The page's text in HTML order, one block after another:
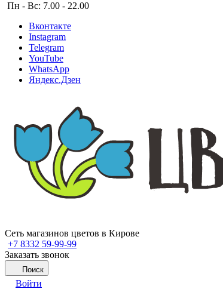
Пн - Вс: 7.00 - 22.00
Вконтакте
Instagram
Telegram
YouTube
WhatsApp
Яндекс.Дзен
Сеть магазинов цветов в Кирове
+7 8332 59-99-99
Заказать звонок
Поиск
Войти